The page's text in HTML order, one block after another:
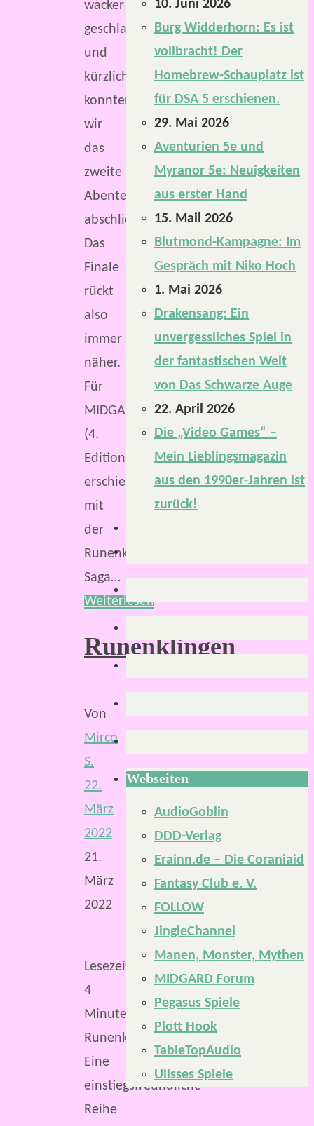
wacker
geschlagen
und
kürzlich
konnten
wir
das
zweite
Abenteuer
abschließen.
Das
Finale
rückt
also
immer
näher.
Für
MIDGARD
(4.
Edition)
erschien
mit
der
Runenklingen-
Saga…
Weiterlesen
Runenklingen
Von
Mirco
S.
22.
März
2022
21.
März
2022
Lesezeit:
4
Minuten
Runenklingen.
Eine
einstiegsfreundliche
Reihe
10. Juni 2026
Burg Widderhorn: Es ist
vollbracht! Der
Homebrew-Schauplatz ist
für DSA 5 erschienen.
29. Mai 2026
Aventurien 5e und
Myranor 5e: Neuigkeiten
aus erster Hand
15. Mail 2026
Blutmond-Kampagne: Im
Gespräch mit Niko Hoch
1. Mai 2026
Drakensang: Ein
unvergessliches Spiel in
der fantastischen Welt
von Das Schwarze Auge
22. April 2026
Die „Video Games“ –
Mein Lieblingsmagazin
aus den 1990er-Jahren ist
zurück!
Webseiten
AudioGoblin
DDD-Verlag
Erainn.de – Die Coraniaid
Fantasy Club e. V.
FOLLOW
JingleChannel
Manen, Monster, Mythen
MIDGARD Forum
Pegasus Spiele
Plott Hook
TableTopAudio
Ulisses Spiele